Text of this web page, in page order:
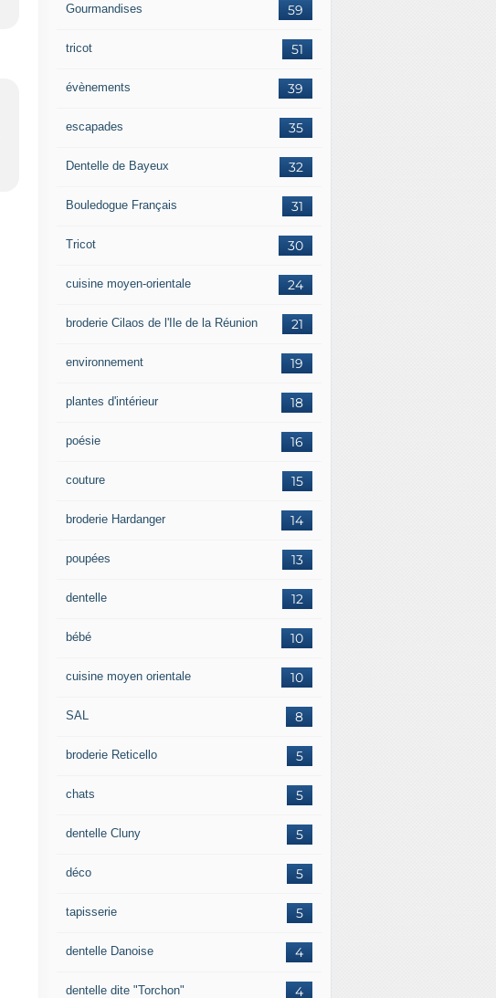
59
Gourmandises
51
tricot
39
évènements
35
escapades
32
Dentelle de Bayeux
31
Bouledogue Français
30
Tricot
24
cuisine moyen-orientale
21
broderie Cilaos de l'Ile de la Réunion
19
environnement
18
plantes d'intérieur
16
poésie
15
couture
14
broderie Hardanger
13
poupées
12
dentelle
10
bébé
10
cuisine moyen orientale
8
SAL
5
broderie Reticello
5
chats
5
dentelle Cluny
5
déco
5
tapisserie
4
dentelle Danoise
4
dentelle dite "Torchon"